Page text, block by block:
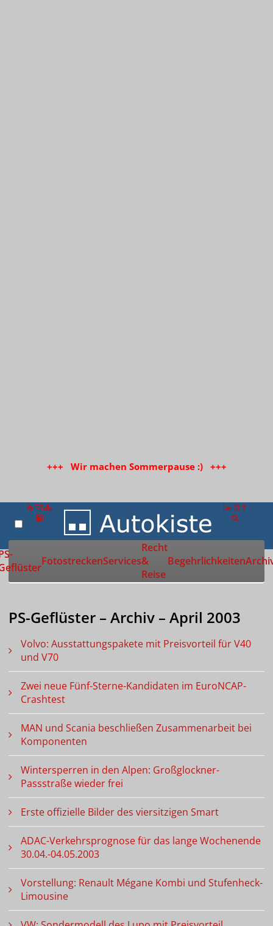
+++ Wir machen Sommerpause :) +++
Zur Startseite
FotostreckenServices
Recht
&
Reise
Begehrlichkeiten
PS-Geflüster – Archiv – April 2003
Volvo: Ausstattungspakete mit Preisvorteil für V40
und V70
Zwei neue Fünf-Sterne-Kandidaten im EuroNCAP-
Crashtest
MAN und Scania beschließen Zusammenarbeit bei
Komponenten
Wintersperren in den Alpen: Großglockner-
Passstraße wieder frei
Erste offizielle Bilder des viersitzigen Smart
ADAC-Verkehrsprognose für das lange Wochenende
30.04.-04.05.2003
Vorstellung: Renault Mégane Kombi und Stufenheck-
Limousine